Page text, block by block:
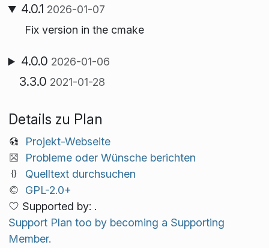
4.0.1 2026-01-07
Fix version in the cmake
4.0.0 2026-01-06
3.3.0 2021-01-28
Details zu Plan
Projekt-Webseite
Probleme oder Wünsche berichten
Quelltext durchsuchen
GPL-2.0+
Supported by: .
Support Plan too by becoming a Supporting
Member.